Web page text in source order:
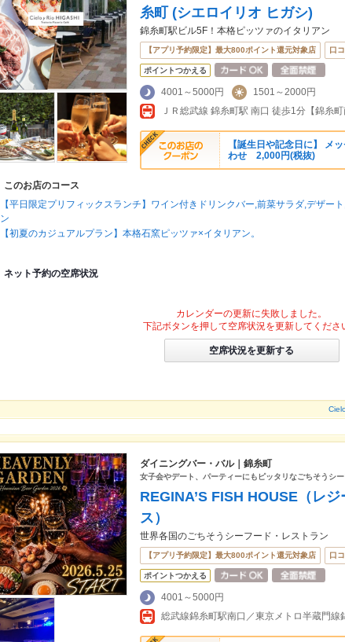
糸町 (シエロイリオ ヒガシ)
錦糸町駅ビル5F！本格ピッツァのイタリアン
【アプリ予約限定】最大800ポイント還元対象店 口
ポイントつかえる
4001～5000円
1501～2000円
【誕生日や記念日に】 メ
わせ 2,000円(税抜)
このお店のコース
【平日限定プリフィックスランチ】ワイン付きドリンクバー,前菜サラダ,デザー
ン
【初夏のカジュアルプラン】本格石窯ピッツァ×イタリアン。
ネット予約の空席状況
カレンダーの更新に失敗しました。
下記ボタンを押して空席状況を更新してくださ
空席状況を更新する
ダイニングバー・バル｜錦糸町
女子会やデート、パーティーにもピッタリなごちそうシ
REGINA’S FISH HOUSE（レ
ス）
世界各国のごちそうシーフード・レストラン
【アプリ予約限定】最大800ポイント還元対象店 口
ポイントつかえる
4001～5000円
総武線錦糸町駅南口／東京メトロ半蔵門